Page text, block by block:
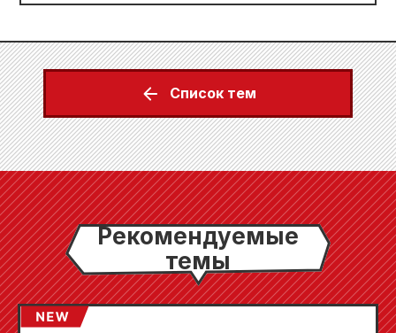
Список тем
Рекомендуемые
темы